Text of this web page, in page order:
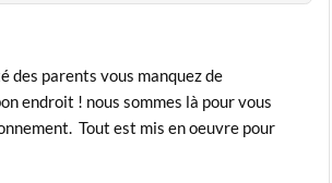
des parents vous manquez de
endroit ! nous sommes là pour vous
Tout est mis en oeuvre pour